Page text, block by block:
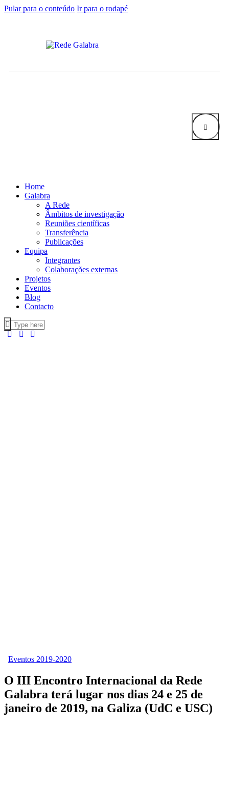
Pular para o conteúdo Ir para o rodapé
Home
Galabra
A Rede
Âmbitos de investigação
Reuniões científicas
Transferência
Publicações
Equipa
Integrantes
Colaborações externas
Projetos
Eventos
Blog
Contacto
Eventos 2019-2020
O III Encontro Internacional da Rede
Galabra terá lugar nos dias 24 e 25 de
janeiro de 2019, na Galiza (UdC e USC)